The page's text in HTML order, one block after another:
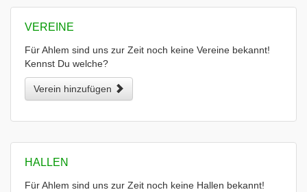
VEREINE
Für Ahlem sind uns zur Zeit noch keine Vereine bekannt!
Kennst Du welche?
Verein hinzufügen
HALLEN
Für Ahlem sind uns zur Zeit noch keine Hallen bekannt!